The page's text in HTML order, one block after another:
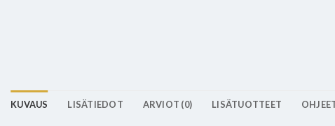
KUVAUS LISÄTIEDOT ARVIOT (0) LISÄTUOTTEET